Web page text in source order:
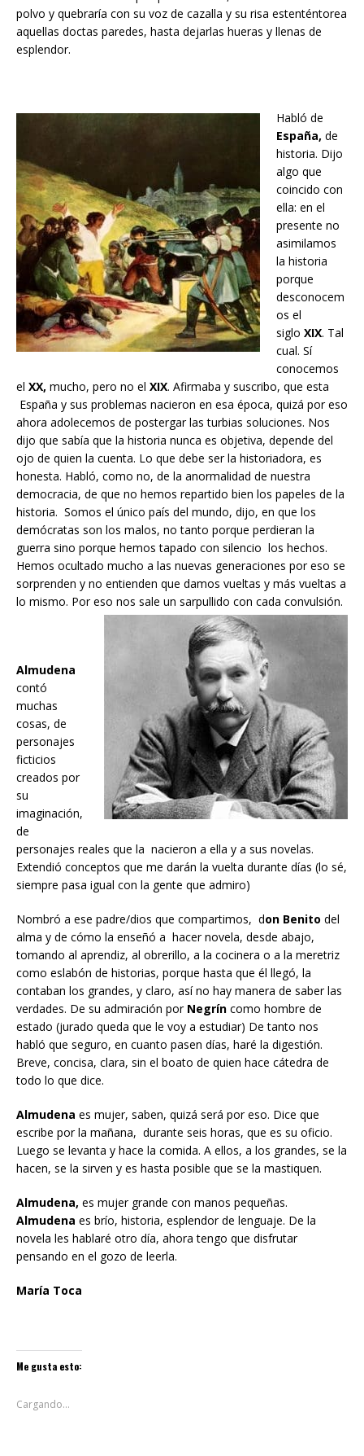
polvo y quebraría con su voz de cazalla y su risa estenténtorea
aquellas doctas paredes, hasta dejarlas hueras y llenas de
esplendor.
Habló de
España, de
historia. Dijo
algo que
coincido con
ella: en el
presente no
asimilamos
la historia
porque
desconocem
os el
siglo XIX. Tal
cual. Sí
conocemos
el XX, mucho, pero no el XIX. Afirmaba y suscribo, que esta
España y sus problemas nacieron en esa época, quizá por eso
ahora adolecemos de postergar las turbias soluciones. Nos
dijo que sabía que la historia nunca es objetiva, depende del
ojo de quien la cuenta. Lo que debe ser la historiadora, es
honesta. Habló, como no, de la anormalidad de nuestra
democracia, de que no hemos repartido bien los papeles de la
historia. Somos el único país del mundo, dijo, en que los
demócratas son los malos, no tanto porque perdieran la
guerra sino porque hemos tapado con silencio los hechos.
Hemos ocultado mucho a las nuevas generaciones por eso se
sorprenden y no entienden que damos vueltas y más vueltas a
lo mismo. Por eso nos sale un sarpullido con cada convulsión.
Almudena
contó
muchas
cosas, de
personajes
ficticios
creados por
su
imaginación,
de
personajes reales que la nacieron a ella y a sus novelas.
Extendió conceptos que me darán la vuelta durante días (lo sé,
siempre pasa igual con la gente que admiro)
Nombró a ese padre/dios que compartimos, don Benito del
alma y de cómo la enseñó a hacer novela, desde abajo,
tomando al aprendiz, al obrerillo, a la cocinera o a la meretriz
como eslabón de historias, porque hasta que él llegó, la
contaban los grandes, y claro, así no hay manera de saber las
verdades. De su admiración por Negrín como hombre de
estado (jurado queda que le voy a estudiar) De tanto nos
habló que seguro, en cuanto pasen días, haré la digestión.
Breve, concisa, clara, sin el boato de quien hace cátedra de
todo lo que dice.
Almudena es mujer, saben, quizá será por eso. Dice que
escribe por la mañana, durante seis horas, que es su oficio.
Luego se levanta y hace la comida. A ellos, a los grandes, se la
hacen, se la sirven y es hasta posible que se la mastiquen.
Almudena, es mujer grande con manos pequeñas.
Almudena es brío, historia, esplendor de lenguaje. De la
novela les hablaré otro día, ahora tengo que disfrutar
pensando en el gozo de leerla.
María Toca
Me gusta esto:
Cargando...